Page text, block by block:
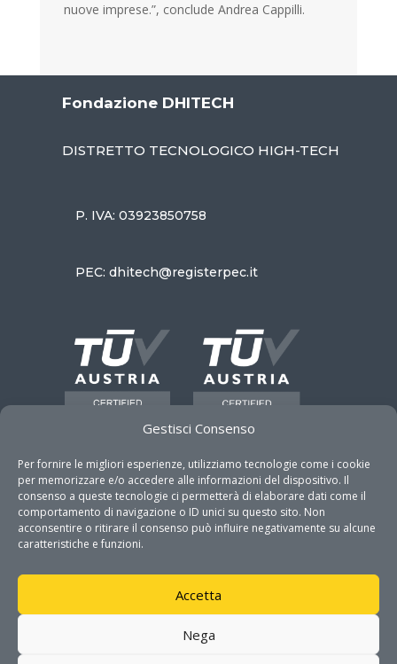
Gestisci Consenso
Per fornire le migliori esperienze, utilizziamo tecnologie come i cookie
per memorizzare e/o accedere alle informazioni del dispositivo. Il
consenso a queste tecnologie ci permetterà di elaborare dati come il
comportamento di navigazione o ID unici su questo sito. Non
acconsentire o ritirare il consenso può influire negativamente su alcune
caratteristiche e funzioni.
Accetta
Nega
nuove imprese.”, conclude Andrea Cappilli.
Fondazione DHITECH
DISTRETTO TECNOLOGICO HIGH-TECH
P. IVA: 03923850758
PEC: dhitech@registerpec.it
GET IN TOUCH